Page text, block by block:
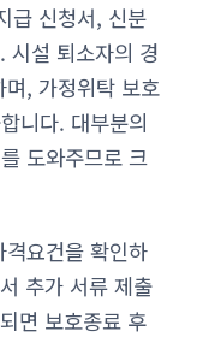
급 신청서, 신분
시설 퇴소자의 경
, 가정위탁 보호
니다. 대부분의
도와주므로 크
요건을 확인하
추가 서류 제출
면 보호종료 후